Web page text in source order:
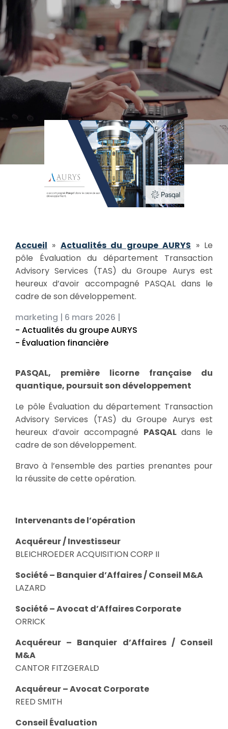
Accueil » Actualités du groupe AURYS » Le
pôle Évaluation du département Transaction
Advisory Services (TAS) du Groupe Aurys est
heureux d’avoir accompagné PASQAL dans le
cadre de son développement.
marketing | 6 mars 2026 |
- Actualités du groupe AURYS
- Évaluation financière
PASQAL, première licorne française du
quantique, poursuit son développement
Le pôle Évaluation du département Transaction
Advisory Services (TAS) du Groupe Aurys est
heureux d’avoir accompagné PASQALdans le
cadre de son développement.
Bravo à l’ensemble des parties prenantes pour
la réussite de cette opération.
Intervenants de l’opération
Acquéreur / Investisseur
BLEICHROEDER ACQUISITION CORP II
Société – Banquier d’Affaires / Conseil M&A
LAZARD
Société – Avocat d’Affaires Corporate
ORRICK
Acquéreur – Banquier d’Affaires / Conseil
M&A
CANTOR FITZGERALD
Acquéreur – Avocat Corporate
REED SMITH
Conseil Évaluation